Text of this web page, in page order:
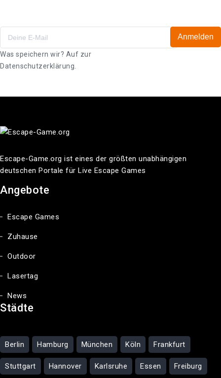
Was speichern wir? Auf zur
Datenschutzerklärung.
Anmelden
Escape-Game.org ist eines der größten unabhängigen
deutschen Portale für Live Escape Games
Angebote
Escape Games
Zuhause
Outdoor
Lasertag
News
Städte
Berlin Hamburg München Köln Frankfurt
Stuttgart Hannover Karlsruhe Essen Freiburg